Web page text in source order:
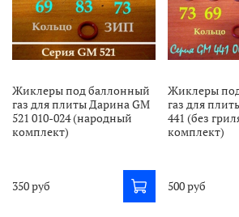
Жиклеры под баллонный
газ для плиты Дарина GM
521 010-024 (народный
комплект)
350 руб
Жиклеры
газ для
441 (без
комплект)
500 руб